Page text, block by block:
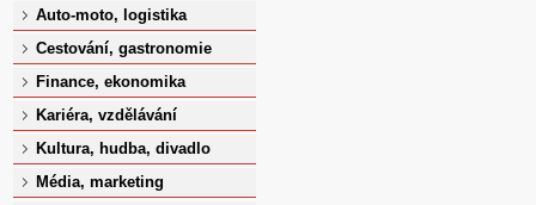
Auto-moto, logistika
Cestování, gastronomie
Finance, ekonomika
Kariéra, vzdělávání
Kultura, hudba, divadlo
Média, marketing